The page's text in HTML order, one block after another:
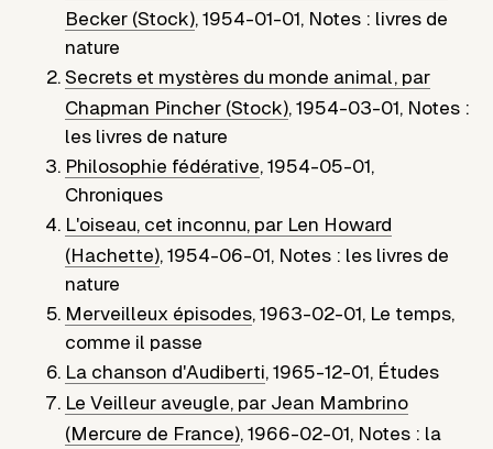
Becker (Stock),1954-01-01, Notes : livres de
nature
Secrets et mystères du monde animal, par
Chapman Pincher (Stock),1954-03-01, Notes :
les livres de nature
Philosophie fédérative,1954-05-01,
Chroniques
L'oiseau, cet inconnu, par Len Howard
(Hachette),1954-06-01, Notes : les livres de
nature
Merveilleux épisodes,1963-02-01, Le temps,
comme il passe
La chanson d'Audiberti,1965-12-01, Études
Le Veilleur aveugle, par Jean Mambrino
(Mercure de France),1966-02-01, Notes : la